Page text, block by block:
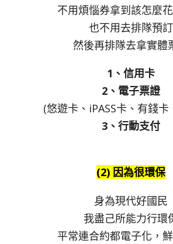
不用煩惱券拿到該怎麼
也不用去排隊預訂
然後再排隊去拿實體
1、信用卡
2、電子票證
(悠遊卡、iPASS卡、有錢
3、行動支付
(2) 因為很環保
身為現代好國民
我盡己所能力行環
平常連合約都電子化，